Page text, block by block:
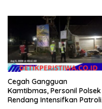
Cegah Gangguan
Kamtibmas, Personil Polsek
Rendang Intensifkan Patroli